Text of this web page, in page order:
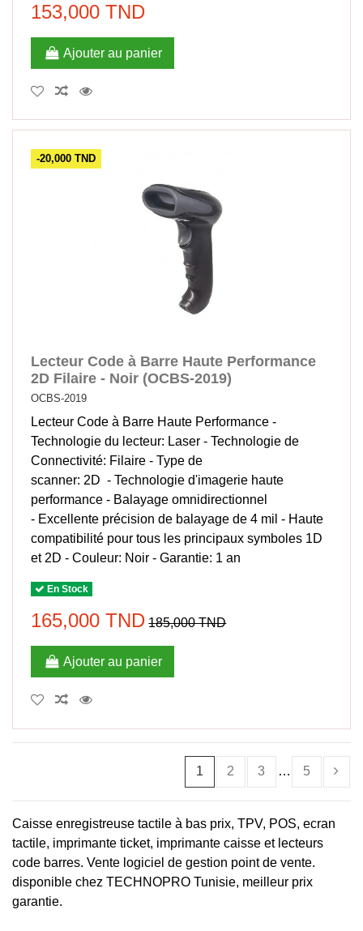
153,000 TND
Ajouter au panier
-20,000 TND
Lecteur Code à Barre Haute Performance
2D Filaire - Noir (OCBS-2019)
OCBS-2019
Lecteur Code à Barre Haute Performance -
Technologie du lecteur: Laser - Technologie de
Connectivité: Filaire - Type de
scanner: 2D - Technologie d'imagerie haute
performance - Balayage omnidirectionnel
- Excellente précision de balayage de 4 mil - Haute
compatibilité pour tous les principaux symboles 1D
et 2D - Couleur: Noir - Garantie: 1 an
En Stock
165,000 TND 185,000 TND
Ajouter au panier
1 2 3 … 5
Caisse enregistreuse tactile à bas prix, TPV, POS, ecran
tactile, imprimante ticket, imprimante caisse et lecteurs
code barres. Vente logiciel de gestion point de vente.
disponible chez TECHNOPRO Tunisie, meilleur prix
garantie.